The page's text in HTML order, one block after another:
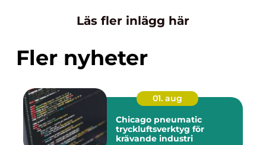
Läs fler inlägg här
Fler nyheter
01. aug
Chicago pneumatic
tryckluftsverktyg för
krävande industri